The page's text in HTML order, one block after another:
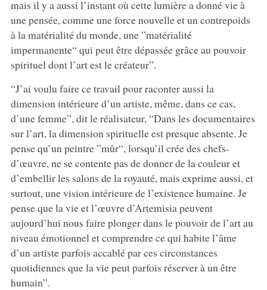
mais il y a aussi l’instant où cette lumière a donné vie à
une pensée, comme une force nouvelle et un contrepoids
à la matérialité du monde, une ”matérialité
impermanente“ qui peut être dépassée grâce au pouvoir
spirituel dont l’art est le créateur”.
“J’ai voulu faire ce travail pour raconter aussi la
dimension intérieure d’un artiste, même, dans ce cas,
d’une femme”, dit le réalisateur, “Dans les documentaires
sur l’art, la dimension spirituelle est presque absente. Je
pense qu’un peintre ”mûr“, lorsqu’il crée des chefs-
d’œuvre, ne se contente pas de donner de la couleur et
d’embellir les salons de la royauté, mais exprime aussi, et
surtout, une vision intérieure de l’existence humaine. Je
pense que la vie et l’œuvre d’Artemisia peuvent
aujourd’hui nous faire plonger dans le pouvoir de l’art au
niveau émotionnel et comprendre ce qui habite l’âme
d’un artiste parfois accablé par ces circonstances
quotidiennes que la vie peut parfois réserver à un être
humain”.